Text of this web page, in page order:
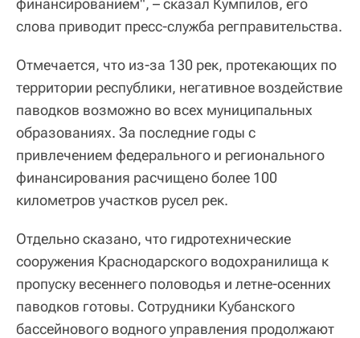
финансированием", – сказал Кумпилов, его
слова приводит пресс-служба регправительства.
Отмечается, что из-за 130 рек, протекающих по
территории республики, негативное воздействие
паводков возможно во всех муниципальных
образованиях. За последние годы с
привлечением федерального и регионального
финансирования расчищено более 100
километров участков русел рек.
Отдельно сказано, что гидротехнические
сооружения Краснодарского водохранилища к
пропуску весеннего половодья и летне-осенних
паводков готовы. Сотрудники Кубанского
бассейнового водного управления продолжают